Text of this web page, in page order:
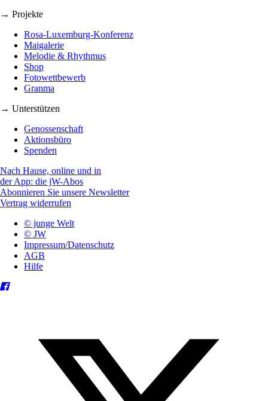
→ Projekte
Rosa-Luxemburg-Konferenz
Maigalerie
Melodie & Rhythmus
Shop
Fotowettbewerb
Granma
→ Unterstützen
Genossenschaft
Aktionsbüro
Spenden
Nach Hause, online und in
der App: die jW-Abos
Abonnieren Sie unsere Newsletter
Vertrag widerrufen
© junge Welt
© JW
Impressum/Datenschutz
AGB
Hilfe